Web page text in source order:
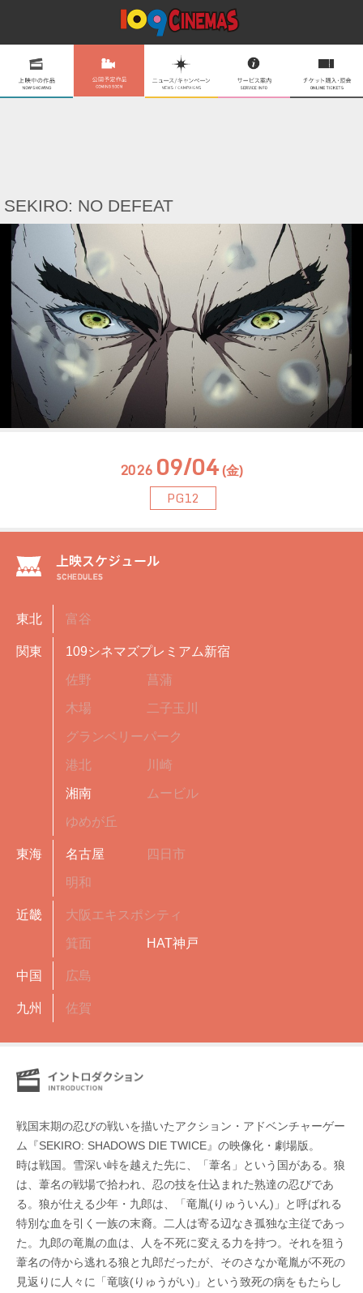
SEKIRO: NO DEFEAT
2026 09/04 (金)
PG12
東北 富谷
関東 109シネマズプレミアム新宿
佐野 菖蒲
木場 二子玉川
グランベリーパーク
港北 川崎
湘南 ムービル
ゆめが丘
東海 名古屋 四日市
明和
近畿 大阪エキスポシティ
箕面 HAT神戸
中国 広島
九州 佐賀
戦国末期の忍びの戦いを描いたアクション・アドベンチャーゲー
ム『SEKIRO: SHADOWS DIE TWICE』の映像化・劇場版。
時は戦国。雪深い峠を越えた先に、「葦名」という国がある。狼
は、葦名の戦場で拾われ、忍の技を仕込まれた熟達の忍びであ
る。狼が仕える少年・九郎は、「竜胤(りゅういん)」と呼ばれる
特別な血を引く一族の末裔。二人は寄る辺なき孤独な主従であっ
た。九郎の竜胤の血は、人を不死に変える力を持つ。それを狙う
葦名の侍から逃れる狼と九郎だったが、そのさなか竜胤が不死の
見返りに人々に「竜咳(りゅうがい)」という致死の病をもたらし